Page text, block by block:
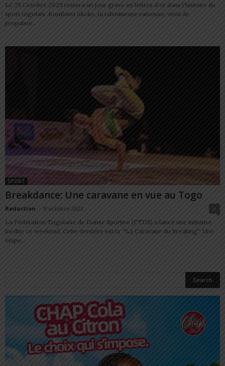
Le 25 Octobre 2023 restera un jour gravé en lettres d'or dans l'histoire du
sport togolais. Komlanvi Akoko, la talentueuse rameuse, vient de
propulser...
SPORT
Breakdance: Une caravane en vue au Togo
Redaction - 9 octobre 2023
0
La Fédération Togolaise de Danse Sportive (FTDS) a lancé une initiative
inédite ce weekend. Cette dernière est la "La Caravane du Breaking". Une
étape...